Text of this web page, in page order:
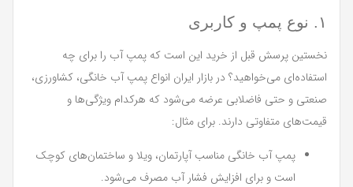
۱. نوع پمپ و کاربری
نخستین پرسش قبل از خرید این است که پمپ آب را برای چه
استفاده‌ای می‌خواهید؟ در بازار ایران انواع پمپ آب خانگی، کشاورزی،
صنعتی و حتی فاضلابی عرضه می‌شود که هرکدام ویژگی‌ها و
قیمت‌های متفاوتی دارند. برای مثال:
پمپ آب خانگی مناسب آپارتمان، ویلا و ساختمان‌های کوچک
است و برای افزایش فشار آب مصرف می‌شود.